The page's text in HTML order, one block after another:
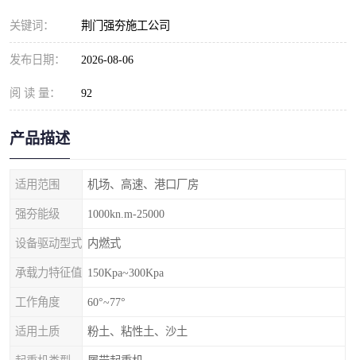
关键词： 荆门强夯施工公司
发布日期： 2026-08-06
阅 读 量： 92
产品描述
适用范围 机场、高速、港口厂房
强夯能级 1000kn.m-25000
设备驱动型式 内燃式
承载力特征值 150Kpa~300Kpa
工作角度 60°~77°
适用土质 粉土、粘性土、沙土